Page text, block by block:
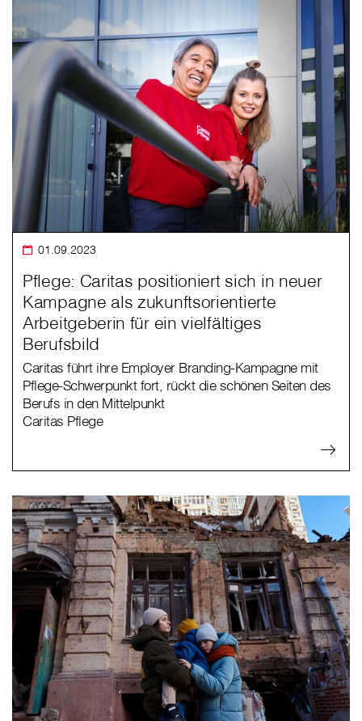
01.09.2023
Pflege: Caritas positioniert sich in neuer
Kampagne als zukunftsorientierte
Arbeitgeberin für ein vielfältiges
Berufsbild
Caritas führt ihre Employer Branding-Kampagne mit
Pflege-Schwerpunkt fort, rückt die schönen Seiten des
Berufs in den Mittelpunkt
Caritas Pflege